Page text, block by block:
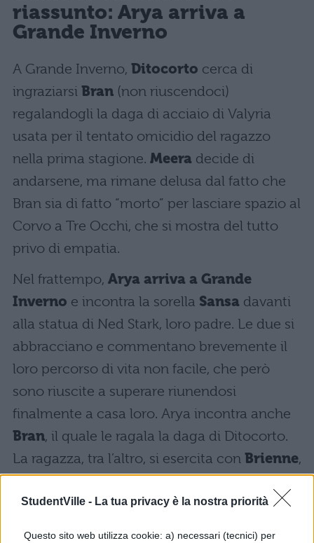
StudentVille - La tua privacy è la nostra priorità
Questo sito web utilizza cookie: a) necessari (tecnici) per
riassunto: Arya arriva a
Grande Inverno
A Grande Inverno, Ditocorto cerca di
ingraziarsi Bran (non riuscendoci)
regalandogli la daga di acciaio di Valyria
usata per il tentato omicidio del ragazzo
nella prima stagione. Meera decide di
andarsene, ma rimane delusa dal fatto che
Bran sia di fatto “morto” per lasciare spazio al
Corvo a Tre Occhi, che si mostra del tutto
privo di empatia.
Nel frattempo, Arya arriva a Grande
Inverno e incontra la sorella Sansa davanti
alla statua di Ned Stark, loro padre. Le due si
abbracciano e commentano brevemente il
loro percorso di vita non facile, che però
sono riuscite a superare riunendosi
finalmente a casa loro. Arya incontra anche
Bran, il quale le ragala la daga di Ditocorto.
La ragazza, tra l’altro, si esercita con Brienne,
mostrando le sue doti apprese come
Nessuno, lasciando di stucco Sansa e